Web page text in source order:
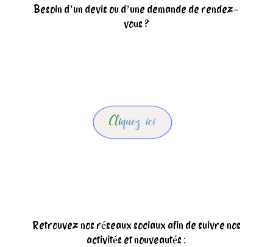
Besoin d’un devis ou d’une demande de rendez-
vous ?
Retrouvez nos réseaux sociaux afin de suivre nos
activités et nouveautés :